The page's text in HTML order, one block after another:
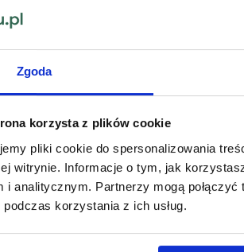
Zgoda
korzysta z plików cookie
pliki cookie do spersonalizowania
witrynie. Informacje o tym, jak
i analitycznym. Partnerzy mogą
korzystania z ich usług.
żel pod prysznic Fa Yoghurt Aloe
ml